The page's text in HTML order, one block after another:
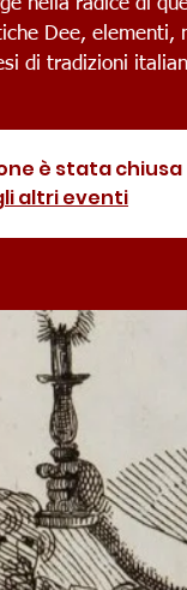
nella radice di
Dee, elementi,
di tradizioni
è stata chiusa
altri eventi